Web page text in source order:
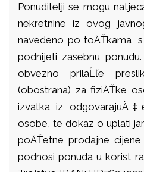
Ponuditelji se mogu
nekretnine iz ovog
navedeno po toÄŤkama,
podnijeti zasebnu
obvezno prilaĹľe
(obostrana) za fiziÄŤke
izvatka iz
osobe, te dokaz o uplati
poÄŤetne prodajne
podnosi ponuda u korist